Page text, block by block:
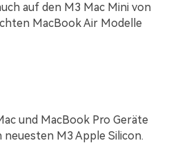
auf den M3 Mac Mini von
MacBook Air Modelle
und MacBook Pro Geräte
M3 Apple Silicon.